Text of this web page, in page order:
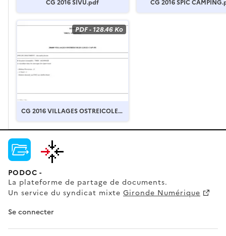
CG 2016 SIVU.pdf CG 2016 SPIC
PDF- 128.46 Ko
CG 2016 VILLAGES OSTREICOLES.
PODOC -
La plateforme de partage de documents.
Un service du syndicat mixte Gironde Numérique
Se connecter